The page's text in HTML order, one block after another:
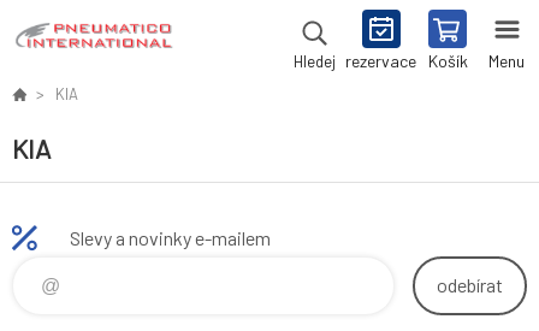
Hledej rezervace Košík Menu
KIA
KIA
Slevy a novinky e-mailem
odebírat